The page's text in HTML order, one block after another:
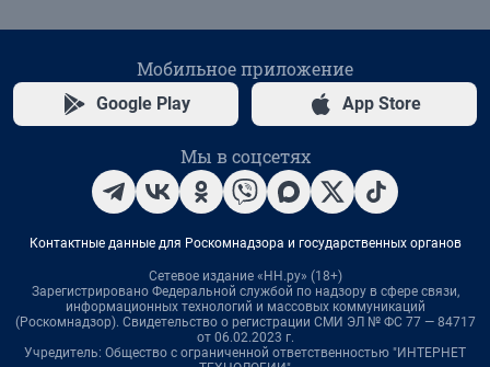
Мобильное приложение
Google Play App Store
Мы в соцсетях
Контактные данные для Роскомнадзора и государственных органов
Сетевое издание «НН.ру» (18+)
Зарегистрировано Федеральной службой по надзору в сфере связи,
информационных технологий и массовых коммуникаций
(Роскомнадзор). Свидетельство о регистрации СМИ ЭЛ № ФС 77 — 84717
от 06.02.2023 г.
Учредитель: Общество с ограниченной ответственностью "ИНТЕРНЕТ